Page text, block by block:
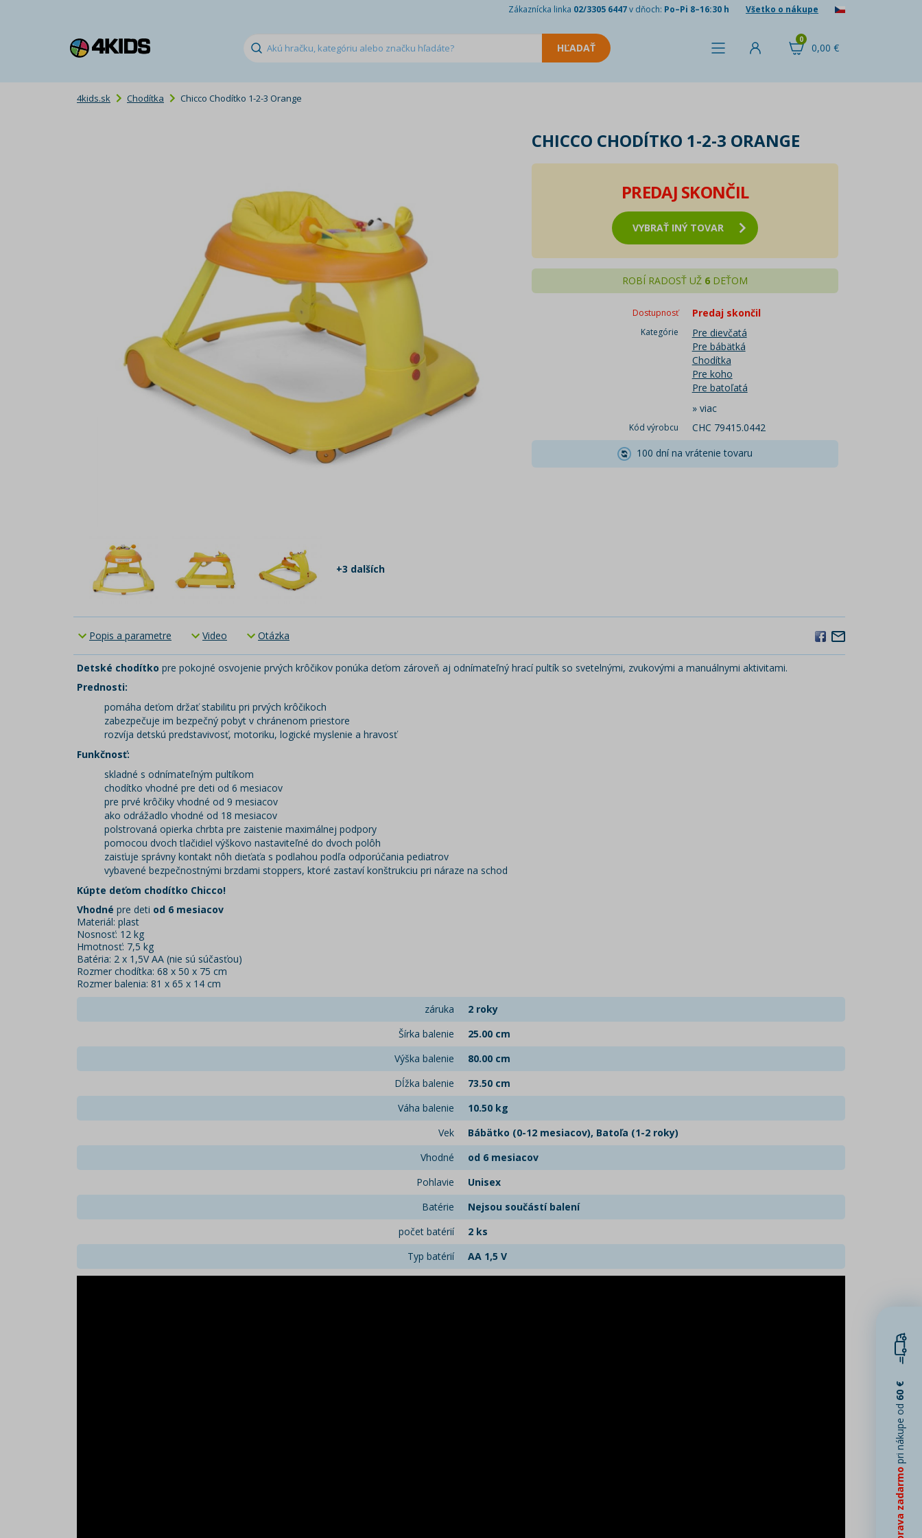
Zákaznícka linka 02/3305 6447v dňoch: Po–Pi 8–16:30 h Všetko o nákupe
0,00 €
0
4kids.sk Chodítka Chicco Chodítko 1-2-3 Orange
+3 dalších
CHICCO CHODÍTKO 1-2-3 ORANGE
PREDAJ SKONČIL
VYBRAŤ INÝ TOVAR
ROBÍ RADOSŤ UŽ 6 DEŤOM
Dostupnosť Predaj skončil
Kategórie
Pre dievčatá
Pre bábätká
Chodítka
Pre koho
Pre batoľatá
» viac
Kód výrobcu
CHC 79415.0442
100 dní na vrátenie tovaru
Popis a parametre Video Otázka
Detské chodítko pre pokojné osvojenie prvých krôčikov ponúka deťom zároveň aj odnímateľný hrací pultík so svetelnými, zvukovými a manuálnymi aktivitami.
Prednosti:
pomáha deťom držať stabilitu pri prvých krôčikoch
zabezpečuje im bezpečný pobyt v chránenom priestore
rozvíja detskú predstavivosť, motoriku, logické myslenie a hravosť
Funkčnosť:
skladné s odnímateľným pultíkom
chodítko vhodné pre deti od 6 mesiacov
pre prvé krôčiky vhodné od 9 mesiacov
ako odrážadlo vhodné od 18 mesiacov
polstrovaná opierka chrbta pre zaistenie maximálnej podpory
pomocou dvoch tlačidiel výškovo nastaviteľné do dvoch polôh
zaisťuje správny kontakt nôh dieťaťa s podlahou podľa odporúčania pediatrov
vybavené bezpečnostnými brzdami stoppers, ktoré zastaví konštrukciu pri náraze na schod
Kúpte deťom chodítko Chicco!
Vhodné pre deti od 6 mesiacov
Materiál: plast
Nosnosť: 12 kg
Hmotnosť: 7,5 kg
Batéria: 2 x 1,5V AA (nie sú súčasťou)
Rozmer chodítka: 68 x 50 x 75 cm
Rozmer balenia: 81 x 65 x 14 cm
záruka
2 roky
Šírka balenie
25.00 cm
Výška balenie
80.00 cm
Dĺžka balenie
73.50 cm
Váha balenie
10.50 kg
Vek
Bábätko (0-12 mesiacov), Batoľa (1-2 roky)
Vhodné
od 6 mesiacov
Pohlavie
Unisex
Batérie
Nejsou součástí balení
počet batérií
2 ks
Typ batérií
AA 1,5 V
Doprava zadarmo
pri nákupe od
60 €